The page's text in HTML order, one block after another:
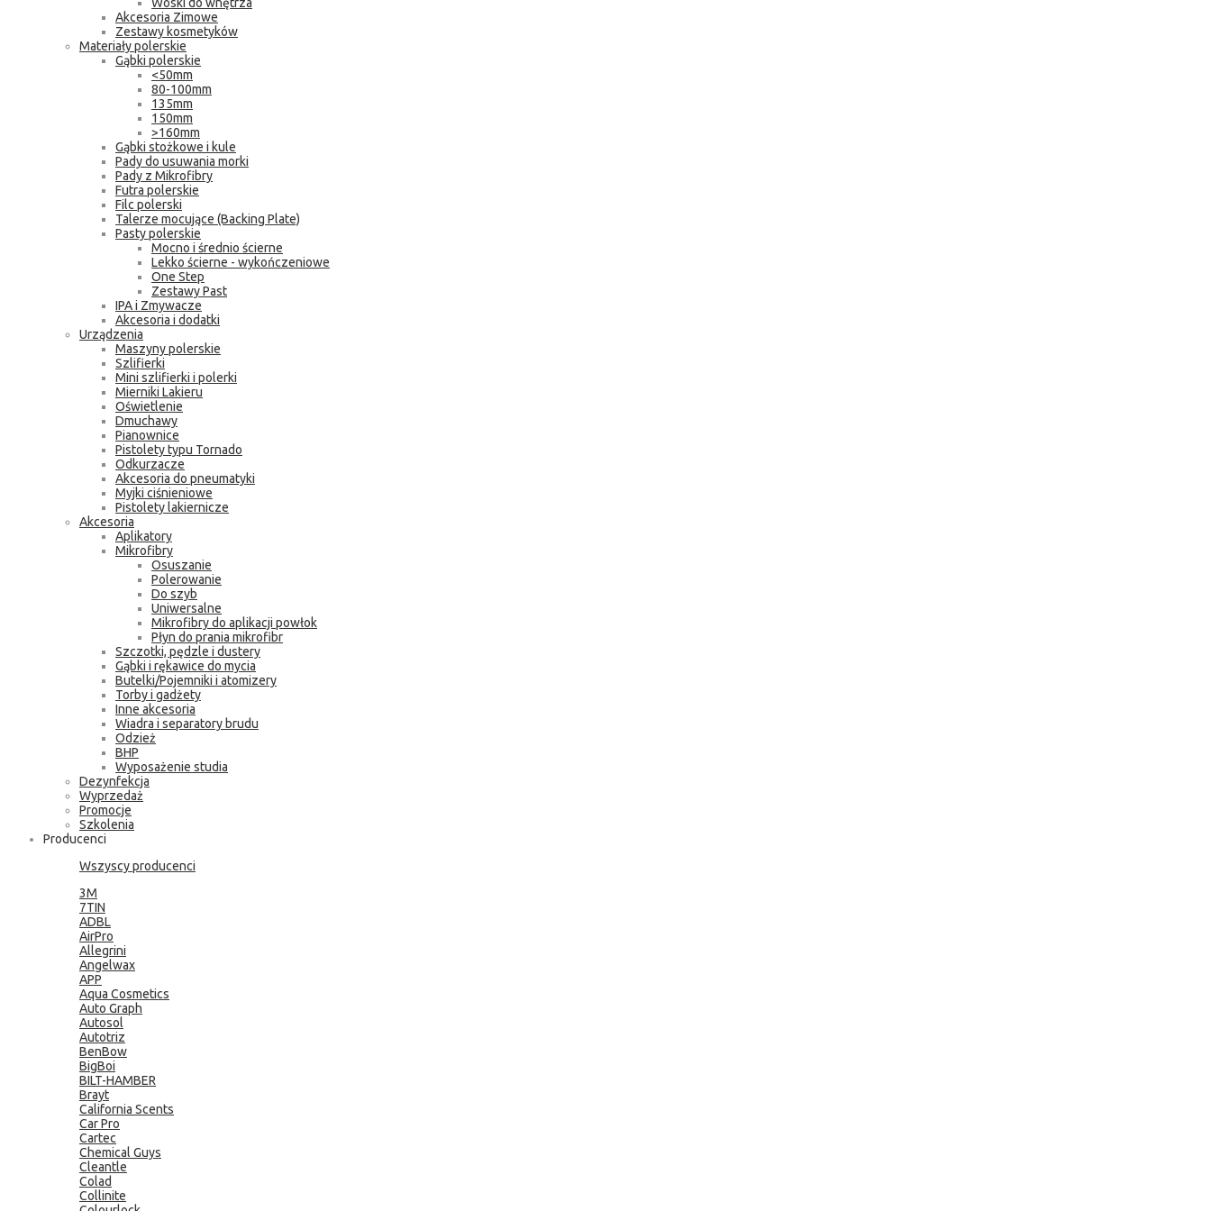
Akcesoria Zimowe
Zestawy kosmetyków
Materiały polerskie
Gąbki polerskie
<50mm
80-100mm
135mm
150mm
>160mm
Gąbki stożkowe i kule
Pady do usuwania morki
Pady z Mikrofibry
Futra polerskie
Filc polerski
Talerze mocujące (Backing Plate)
Pasty polerskie
Mocno i średnio ścierne
Lekko ścierne - wykończeniowe
One Step
Zestawy Past
IPA i Zmywacze
Akcesoria i dodatki
Urządzenia
Maszyny polerskie
Szlifierki
Mini szlifierki i polerki
Mierniki Lakieru
Oświetlenie
Dmuchawy
Pianownice
Pistolety typu Tornado
Odkurzacze
Akcesoria do pneumatyki
Myjki ciśnieniowe
Pistolety lakiernicze
Akcesoria
Aplikatory
Mikrofibry
Osuszanie
Polerowanie
Do szyb
Uniwersalne
Mikrofibry do aplikacji powłok
Płyn do prania mikrofibr
Szczotki, pędzle i dustery
Gąbki i rękawice do mycia
Butelki/Pojemniki i atomizery
Torby i gadżety
Inne akcesoria
Wiadra i separatory brudu
Odzież
BHP
Wyposażenie studia
Dezynfekcja
Wyprzedaż
Promocje
Szkolenia
Producenci
Wszyscy producenci
3M
7TIN
ADBL
AirPro
Allegrini
Angelwax
APP
Aqua Cosmetics
Auto Graph
Autosol
Autotriz
BenBow
BigBoi
BILT-HAMBER
Brayt
California Scents
Car Pro
Cartec
Chemical Guys
Cleantle
Colad
Collinite